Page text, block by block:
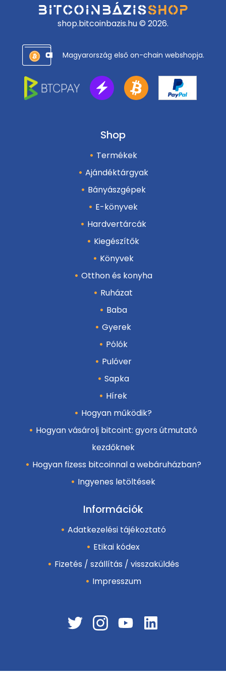
shop.bitcoinbazis.hu © 2026.
Magyarország első on-chain webshopja.
Shop
Termékek
Ajándéktárgyak
Bányászgépek
E-könyvek
Hardvertárcák
Kiegészítők
Könyvek
Otthon és konyha
Ruházat
Baba
Gyerek
Pólók
Pulóver
Sapka
Hírek
Hogyan működik?
Hogyan vásárolj bitcoint: gyors útmutató
kezdőknek
Hogyan fizess bitcoinnal a webáruházban?
Ingyenes letöltések
Információk
Adatkezelési tájékoztató
Etikai kódex
Fizetés / szállítás / visszaküldés
Impresszum